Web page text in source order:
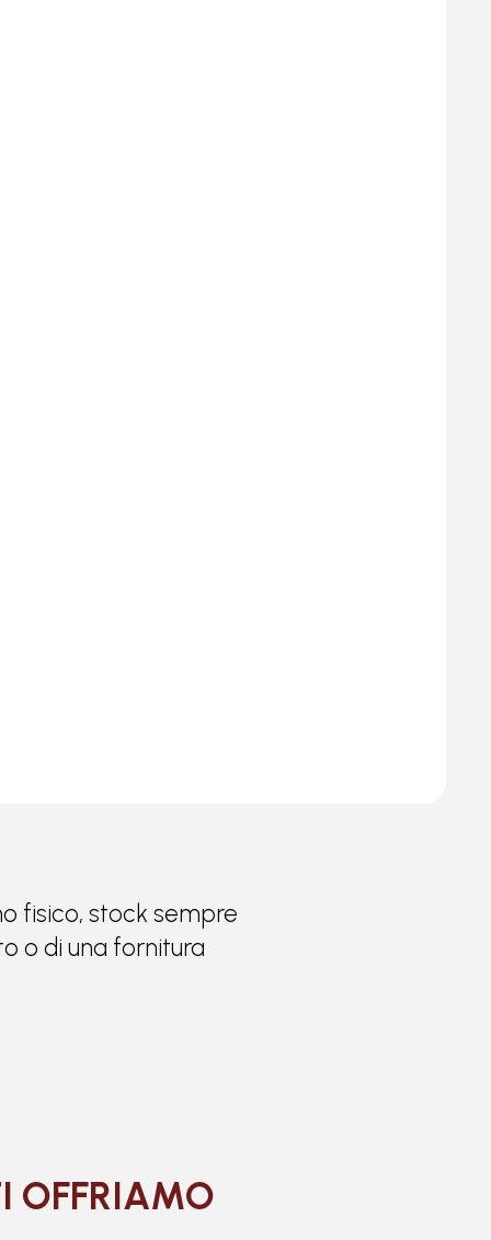
fisico, stock sempre
o di una fornitura
OFFRIAMO